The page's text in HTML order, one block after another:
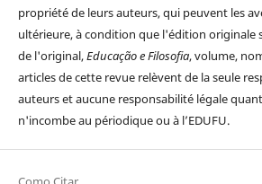
propriété de leurs auteurs, qui peuvent les
ultérieure, à condition que l'édition
de l'original,Educação e Filosofia, volume,
articles de cette revue relèvent de la seule
auteurs et aucune responsabilité légale
n'incombe au périodique ou à l’EDUFU.